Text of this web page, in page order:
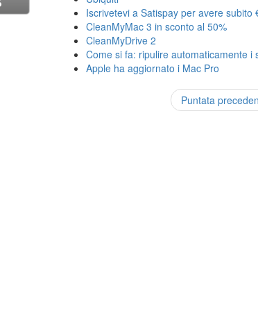
Iscrivetevi a Satispay per avere subito
CleanMyMac 3 in sconto al 50%
CleanMyDrive 2
Come si fa: ripulire automaticamente
Apple ha aggiornato i Mac Pro
Puntata